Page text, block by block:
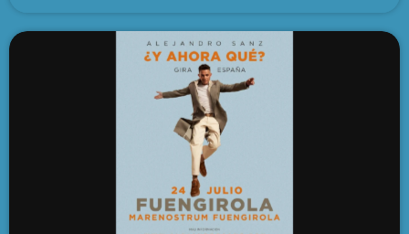
EL CAFETÍN DEL TANGO
6:00 am - 7:00 am
FOLKLORÍSIMO